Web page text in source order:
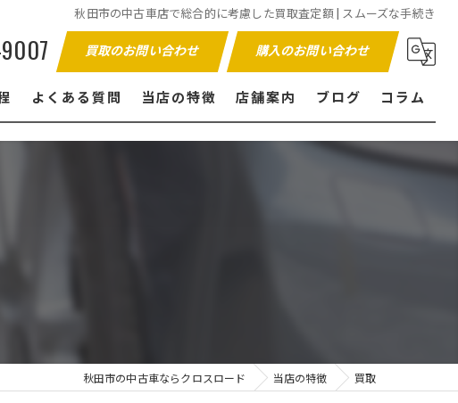
秋田市の中古車店で総合的に考慮した買取査定額 | スムーズな手続き
買取のお問い合わせ 購入のお問い合わせ
よくある質問 当店の特徴 店舗案内 ブログ コラム
秋田市の中古車ならクロスロード 当店の特徴 買取